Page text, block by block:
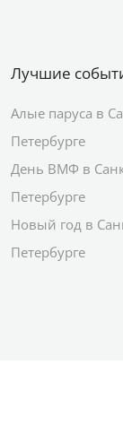
Лучшие
Алые паруса в
Петербурге
День ВМФ в
Петербурге
Новый год в
Петербурге